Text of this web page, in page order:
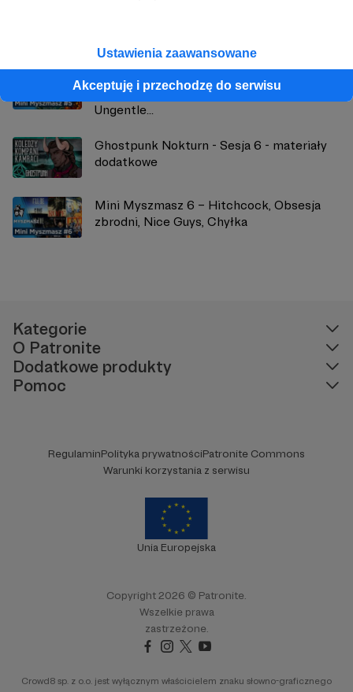
Ustawienia zaawansowane
Akceptuję i przechodzę do serwisu
Mini Myszmasz 5 – House of the Dragon,
Batman: Caped Crusader, The Ministry of
Ungentle...
Ghostpunk Nokturn - Sesja 6 - materiały
dodatkowe
Mini Myszmasz 6 – Hitchcock, Obsesja
zbrodni, Nice Guys, Chyłka
Kategorie
O Patronite
Dodatkowe produkty
Pomoc
RegulaminPolityka prywatnościPatronite Commons
Warunki korzystania z serwisu
Unia Europejska
Copyright 2026 © Patronite.
Wszelkie prawa
zastrzeżone.
Crowd8 sp. z o.o. jest wyłącznym właścicielem znaku słowno-graficznego